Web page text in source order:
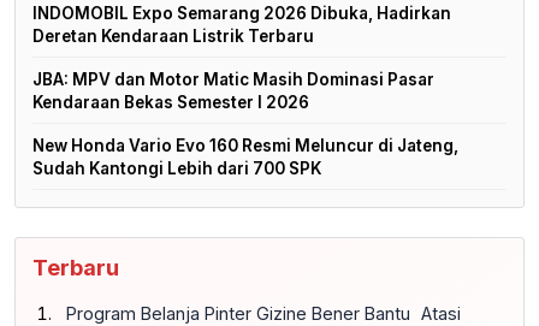
INDOMOBIL Expo Semarang 2026 Dibuka, Hadirkan
Deretan Kendaraan Listrik Terbaru
JBA: MPV dan Motor Matic Masih Dominasi Pasar
Kendaraan Bekas Semester I 2026
New Honda Vario Evo 160 Resmi Meluncur di Jateng,
Sudah Kantongi Lebih dari 700 SPK
Terbaru
Program Belanja Pinter Gizine Bener Bantu Atasi